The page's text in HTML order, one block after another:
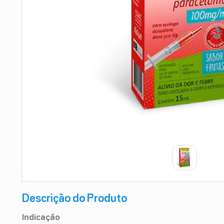
Descrição do Produto
Indicação
9º
absorvente
10ºshampoo